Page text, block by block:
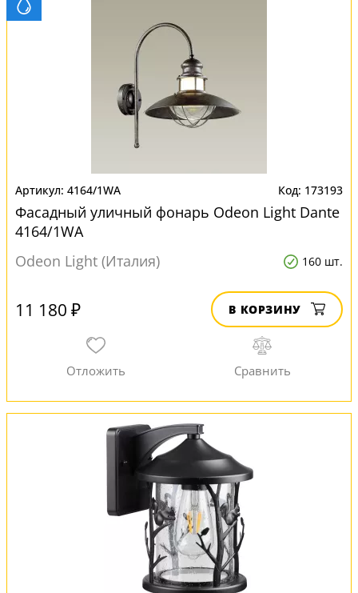
4164/1WA 173193
Фасадный уличный фонарь Odeon Light Dante
4164/1WA
Odeon Light (Италия)
160 шт.
11 180 ₽ В КОРЗИНУ